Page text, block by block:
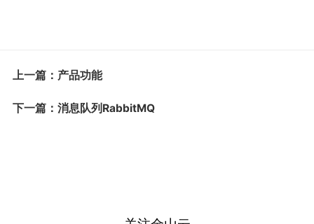
上一篇：产品功能
下一篇：消息队列RabbitMQ